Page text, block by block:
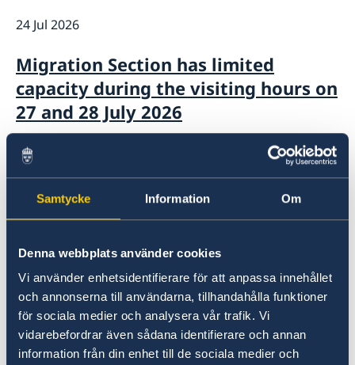
Samtycke Information Om
Denna webbplats använder cookies
Vi använder enhetsidentifierare för att anpassa innehållet
och annonserna till användarna, tillhandahålla funktioner
för sociala medier och analysera vår trafik. Vi
vidarebefordrar även sådana identifierare och annan
information från din enhet till de sociala medier och
Social Media
GDPR
24 Jul 2026
Migration Section has limited
capacity during the visiting hours on
27 and 28 July 2026
10 Jun 2026
Call for applications 2027
Sweden to host Meeting of NATO
Ministers of Foreign
28 Apr 2026